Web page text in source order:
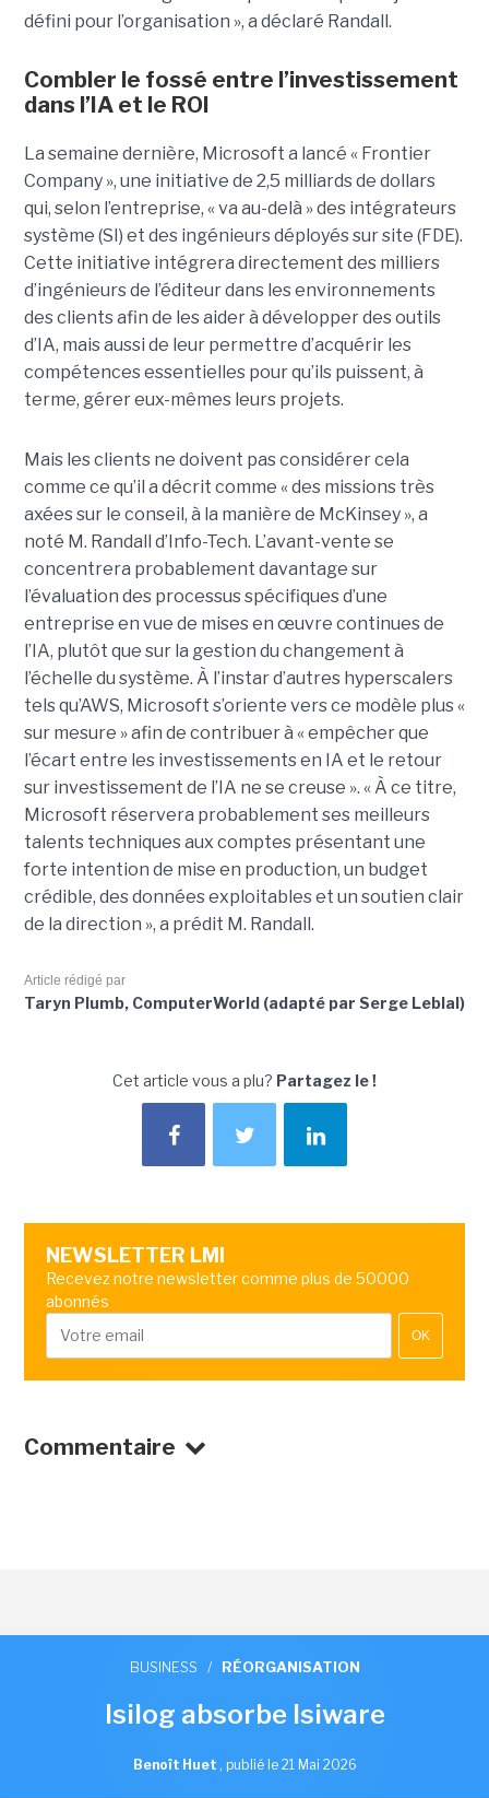
défini pour l’organisation », a déclaré Randall.
Combler le fossé entre l’investissement
dans l’IA et le ROI
La semaine dernière, Microsoft a lancé « Frontier
Company », une initiative de 2,5 milliards de dollars
qui, selon l’entreprise, « va au-delà » des intégrateurs
système (SI) et des ingénieurs déployés sur site (FDE).
Cette initiative intégrera directement des milliers
d’ingénieurs de l’éditeur dans les environnements
des clients afin de les aider à développer des outils
d’IA, mais aussi de leur permettre d’acquérir les
compétences essentielles pour qu’ils puissent, à
terme, gérer eux-mêmes leurs projets.
Mais les clients ne doivent pas considérer cela
comme ce qu’il a décrit comme « des missions très
axées sur le conseil, à la manière de McKinsey », a
noté M. Randall d’Info-Tech. L’avant-vente se
concentrera probablement davantage sur
l’évaluation des processus spécifiques d’une
entreprise en vue de mises en œuvre continues de
l’IA, plutôt que sur la gestion du changement à
l’échelle du système. À l’instar d’autres hyperscalers
tels qu’AWS, Microsoft s’oriente vers ce modèle plus «
sur mesure » afin de contribuer à « empêcher que
l’écart entre les investissements en IA et le retour
sur investissement de l’IA ne se creuse ». « À ce titre,
Microsoft réservera probablement ses meilleurs
talents techniques aux comptes présentant une
forte intention de mise en production, un budget
crédible, des données exploitables et un soutien clair
de la direction », a prédit M. Randall.
Article rédigé par
Taryn Plumb, ComputerWorld (adapté par Serge Leblal)
Cet article vous a plu? Partagez le !
NEWSLETTER LMI
Recevez notre newsletter comme plus de 50000
abonnés
OK
Commentaire
BUSINESS / RÉORGANISATION
Isilog absorbe Isiware
Benoît Huet , publié le 21 Mai 2026